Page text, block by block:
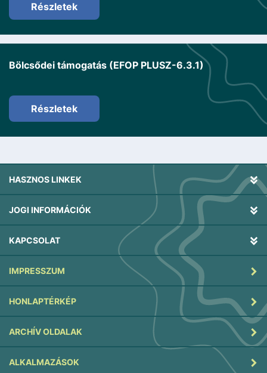
Részletek
Bölcsődei támogatás (EFOP PLUSZ-6.3.1)
Részletek
HASZNOS LINKEK
JOGI INFORMÁCIÓK
KAPCSOLAT
IMPRESSZUM
HONLAPTÉRKÉP
ARCHÍV OLDALAK
ALKALMAZÁSOK